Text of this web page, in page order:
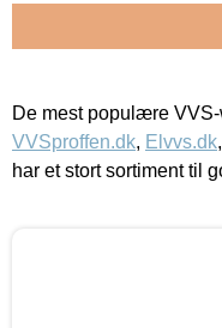
De mest populære
VVSproffen.dk, Elvvs.dk,
har et stort sortiment til